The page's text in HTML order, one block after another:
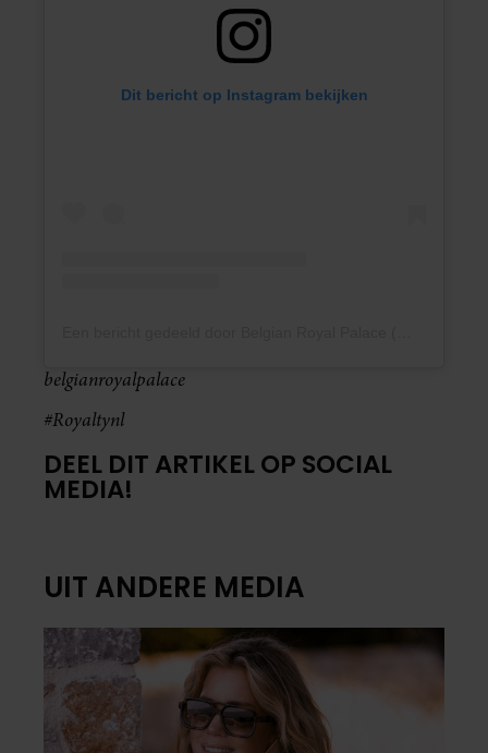
Dit bericht op Instagram bekijken
belgianroyalpalace
#Royaltynl
DEEL DIT ARTIKEL OP SOCIAL
MEDIA!
UIT ANDERE MEDIA